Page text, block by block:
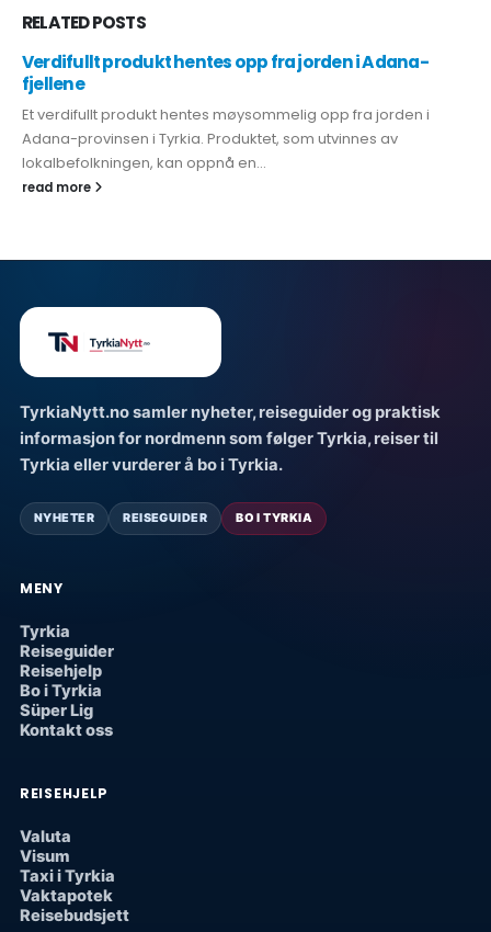
RELATEDPOSTS
Verdifullt produkt hentes opp fra jorden i Adana-
fjellene
Et verdifullt produkt hentes møysommelig opp fra jorden i
Adana-provinsen i Tyrkia. Produktet, som utvinnes av
lokalbefolkningen, kan oppnå en...
read more
TyrkiaNytt.no samler nyheter, reiseguider og praktisk
informasjon for nordmenn som følger Tyrkia, reiser til
Tyrkia eller vurderer å bo i Tyrkia.
NYHETER REISEGUIDER BO I TYRKIA
MENY
Tyrkia
Reiseguider
Reisehjelp
Bo i Tyrkia
Süper Lig
Kontakt oss
REISEHJELP
Valuta
Visum
Taxi i Tyrkia
Vaktapotek
Reisebudsjett